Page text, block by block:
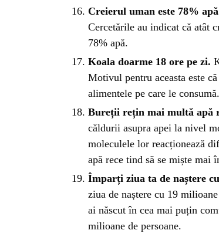
Creierul uman este 78%
Cercetările au indicat că atât
78% apă.
Koala doarme 18 ore pe zi.
Motivul pentru aceasta este
alimentele pe care le consumă.
Bureții rețin mai multă apă
căldurii asupra apei la nivel
moleculele lor reacționează
apă rece tind să se miște mai
Împarți ziua ta de naștere
ziua de naștere cu 19
ai născut în cea mai puțin
milioane de persoane.